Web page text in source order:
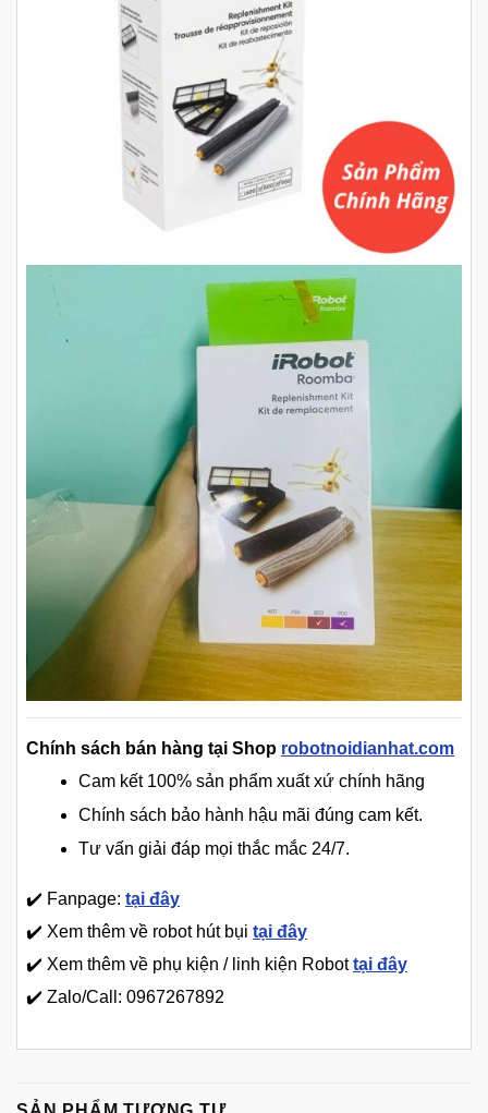
Chính sách bán hàng tại Shop robotnoidianhat.com
Cam kết 100% sản phẩm xuất xứ chính hãng
Chính sách bảo hành hậu mãi đúng cam kết.
Tư vấn giải đáp mọi thắc mắc 24/7.
✔️ Fanpage: tại đây
✔️ Xem thêm về robot hút bụi tại đây
✔️ Xem thêm về phụ kiện / linh kiện Robottại đây
✔️ Zalo/Call: 0967267892